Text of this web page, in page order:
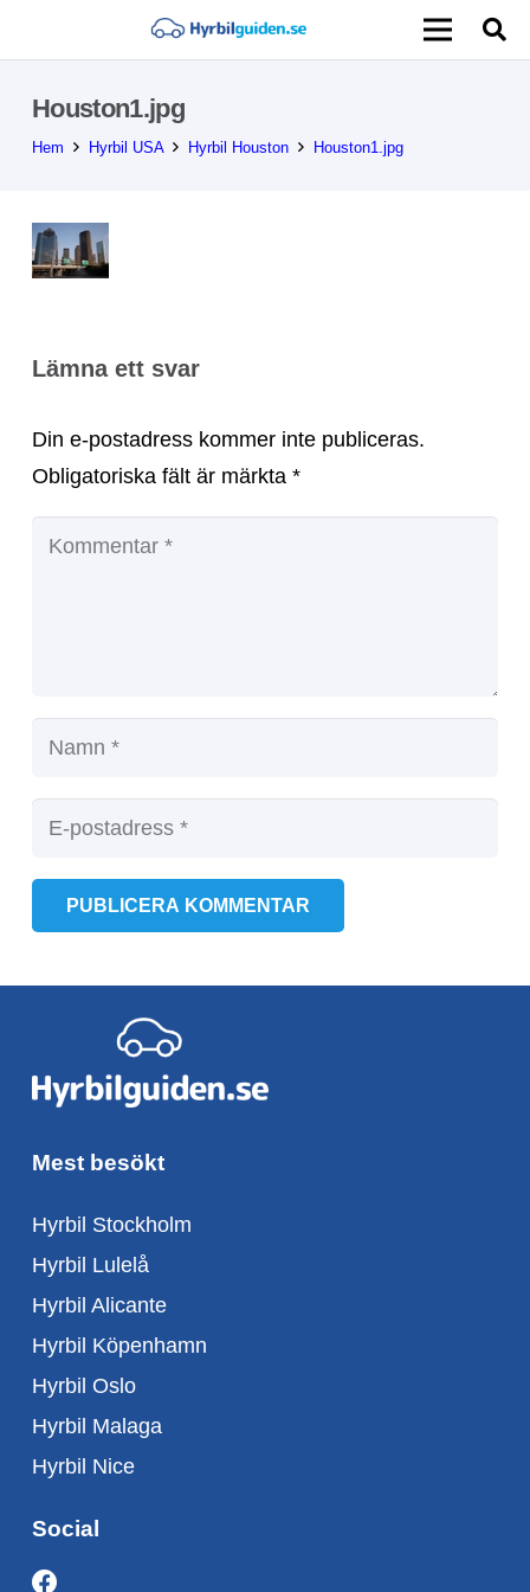
Houston1.jpg
Hem Hyrbil USA Hyrbil Houston Houston1.jpg
Lämna ett svar
Din e-postadress kommer inte publiceras.
Obligatoriska fält är märkta *
PUBLICERA KOMMENTAR
Mest besökt
Hyrbil Stockholm
Hyrbil Lulelå
Hyrbil Alicante
Hyrbil Köpenhamn
Hyrbil Oslo
Hyrbil Malaga
Hyrbil Nice
Social